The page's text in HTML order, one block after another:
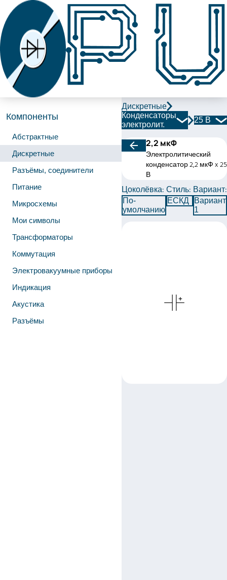
Компоненты
Абстрактные
Дискретные
Разъёмы, соединители
Питание
Микросхемы
Мои символы
Трансформаторы
Коммутация
Электровакуумные приборы
Индикация
Акустика
Разъёмы
Дискретные
Конденсаторы
электролит.
25 В
2,2 мкФ
Электролитический
конденсатор 2,2 мкФ x 25
В
Цоколёвка:
По-
умолчанию
Стиль:
ЕСКД
Вариант:
Вариант
1